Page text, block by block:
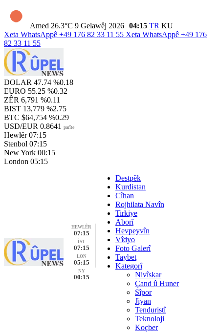
Amed 26.3°C 9 Gelawêj 2026 04:15 TR KU
Xeta WhatsAppê +49 176 82 33 11 55 Xeta WhatsAppê +49 176
82 33 11 55
DOLAR 47.74 %0.18
EURO 55.25 %0.32
ZÊR 6,791 %0.11
BIST 13,779 %2.75
BTC $64,754 %0.29
USD/EUR 0.8641 parîte
Hewlêr 07:15
Stenbol 07:15
New York 00:15
London 05:15
HEWLÊR
07:15
İST
07:15
LON
05:15
NY
00:15
Destpêk
Kurdistan
Cîhan
Rojhilata Navîn
Tirkiye
Aborî
Hevpeyvîn
Vîdyo
Foto Galerî
Taybet
Kategorî
Nivîskar
Çand û Huner
Sîpor
Jiyan
Tenduristî
Teknoloji
Koçber